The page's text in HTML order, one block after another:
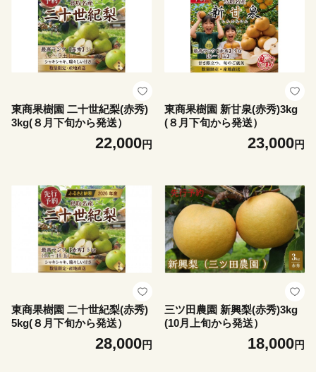
東商果樹園 二十世紀梨(赤秀)
3kg(８月下旬から発送）
22,000円
東商果樹園 新甘泉(赤秀)3kg
(８月下旬から発送）
23,000円
東商果樹園 二十世紀梨(赤秀)
5kg(８月下旬から発送）
28,000円
三ツ田農園 新興梨(赤秀)3kg
(10月上旬から発送）
18,000円